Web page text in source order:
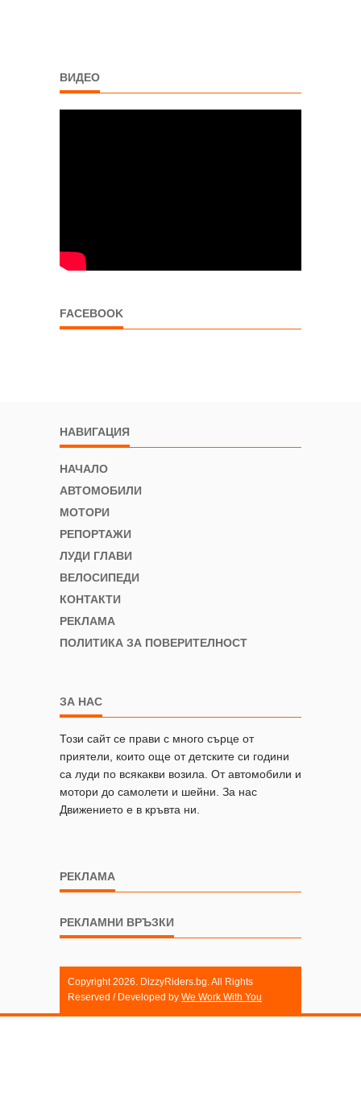
ВИДЕО
FACEBOOK
НАВИГАЦИЯ
НАЧАЛО
АВТОМОБИЛИ
МОТОРИ
РЕПОРТАЖИ
ЛУДИ ГЛАВИ
ВЕЛОСИПЕДИ
КОНТАКТИ
РЕКЛАМА
ПОЛИТИКА ЗА ПОВЕРИТЕЛНОСТ
ЗА НАС
Този сайт се прави с много сърце от
приятели, които още от детските си години
са луди по всякакви возила. От автомобили и
мотори до самолети и шейни. За нас
Движението е в кръвта ни.
РЕКЛАМА
РЕКЛАМНИ ВРЪЗКИ
Copyright 2026. DizzyRiders.bg. All Rights
Reserved / Developed by We Work With You